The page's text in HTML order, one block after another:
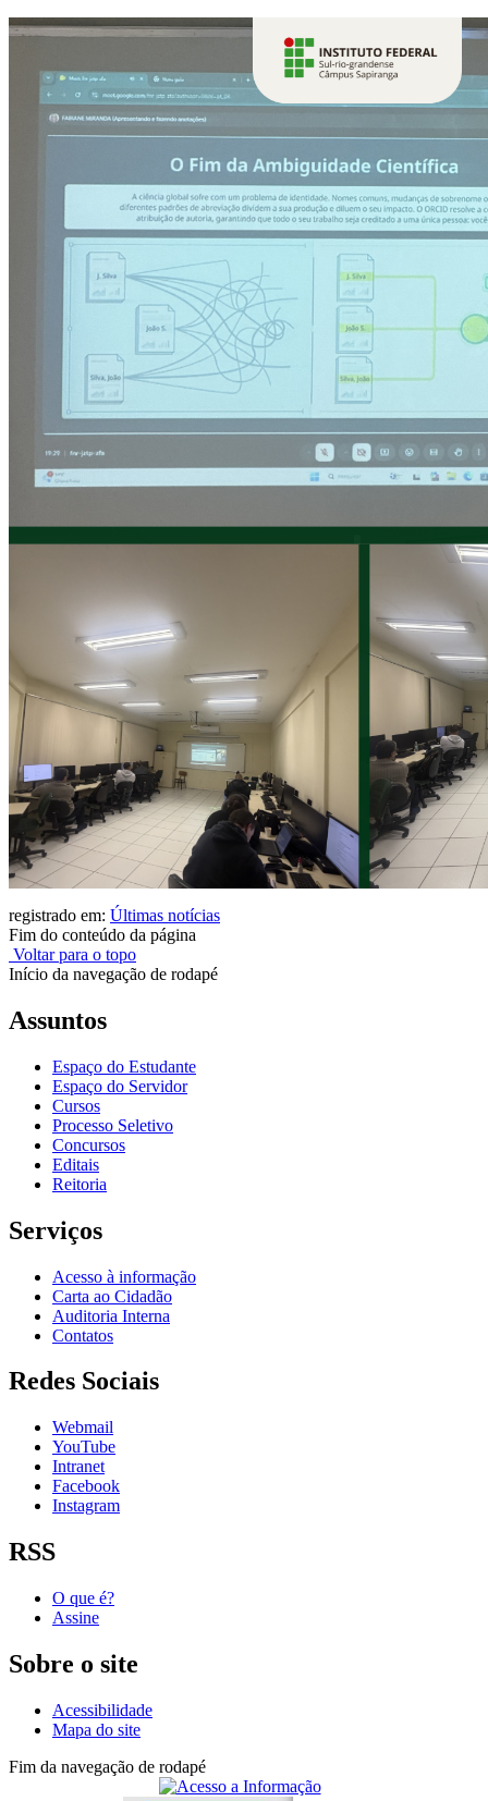
registrado em: Últimas notícias
Fim do conteúdo da página
Voltar para o topo
Início da navegação de rodapé
Assuntos
Espaço do Estudante
Espaço do Servidor
Cursos
Processo Seletivo
Concursos
Editais
Reitoria
Serviços
Acesso à informação
Carta ao Cidadão
Auditoria Interna
Contatos
Redes Sociais
Webmail
YouTube
Intranet
Facebook
Instagram
RSS
O que é?
Assine
Sobre o site
Acessibilidade
Mapa do site
Fim da navegação de rodapé